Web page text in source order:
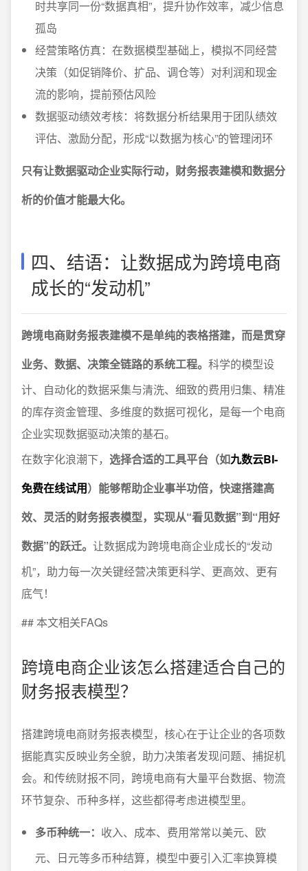
时共享同一份“数据真相”，提升协作效率，减少信息
孤岛
经营策略仿真：在数据模型基础上，模拟不同经营
决策（如促销降价、扩品、调仓等）对利润和现金
流的影响，提前预估风险
数据驱动绩效考核：将数据分析结果用于团队绩效
评估、激励分配，形成“以数据为核心”的管理闭环
只有让数据驱动企业实际行动，财务报表建模和数据分
析的价值才能最大化。
四、结语：让数据成为跨境电商
成长的“发动机”
跨境电商财务报表建模不是单纯的表格搭建，而是贯穿
业务、数据、决策全链路的系统工程。 科学的模型设
计、自动化的数据采集与清洗、细致的费用归集、精准
的库存资金管理、多维度的数据可视化，是每一个电商
企业实现数据驱动决策的基石。
在数字化浪潮下， 选择合适的工具平台（如九数云BI-
免费在线试用）能够帮助企业事半功倍，快速搭建高
效、灵活的财务报表模型，实现从“看见数据”到“用好
数据”的跃迁。 让数据成为跨境电商企业成长的“发动
机”，助力每一次关键经营决策更科学、更高效、更有
底气！
## 本文相关FAQs
跨境电商企业该怎么搭建适合自己的
财务报表模型？
搭建跨境电商财务报表模型，核心在于让企业的各项数
据能真实反映业务全貌，助力决策者发现问题、捕捉机
会。和传统财报不同，跨境电商有大量平台数据、物流
环节复杂、币种多样，这些都得考虑进模型里。
多币种统一： 收入、成本、费用常常以美元、欧
元、日元等多币种结算，模型中要引入汇率换算模